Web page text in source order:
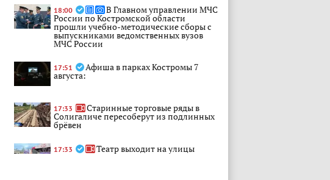
18:00 В Главном управлении МЧС
России по Костромской области
прошли учебно-методические сборы с
выпускниками ведомственных вузов
МЧС России
17:51 Афиша в парках Костромы 7
августа:
17:33 Старинные торговые ряды в
Солигаличе пересоберут из подлинных
брёвен
17:33 Театр выходит на улицы
Костромы!